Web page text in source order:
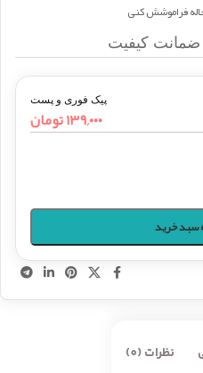
فراموشش کنی
ضمانت کیفیت
پیک فوری و پست
۱۳۹,۰۰۰تومان
سبد خرید
نظرات (0)